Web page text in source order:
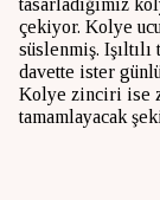
tasarladığımız
çekiyor. Kolye
süslenmiş.
davette ister
Kolye zinciri ise
tamamlayacak